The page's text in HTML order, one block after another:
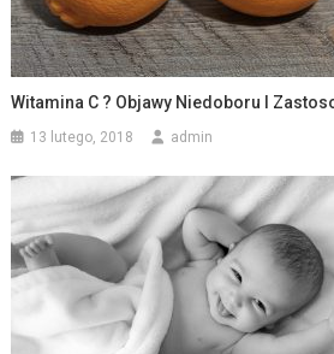
Witamina C ? Objawy Niedoboru I
13 lutego, 2018 admin